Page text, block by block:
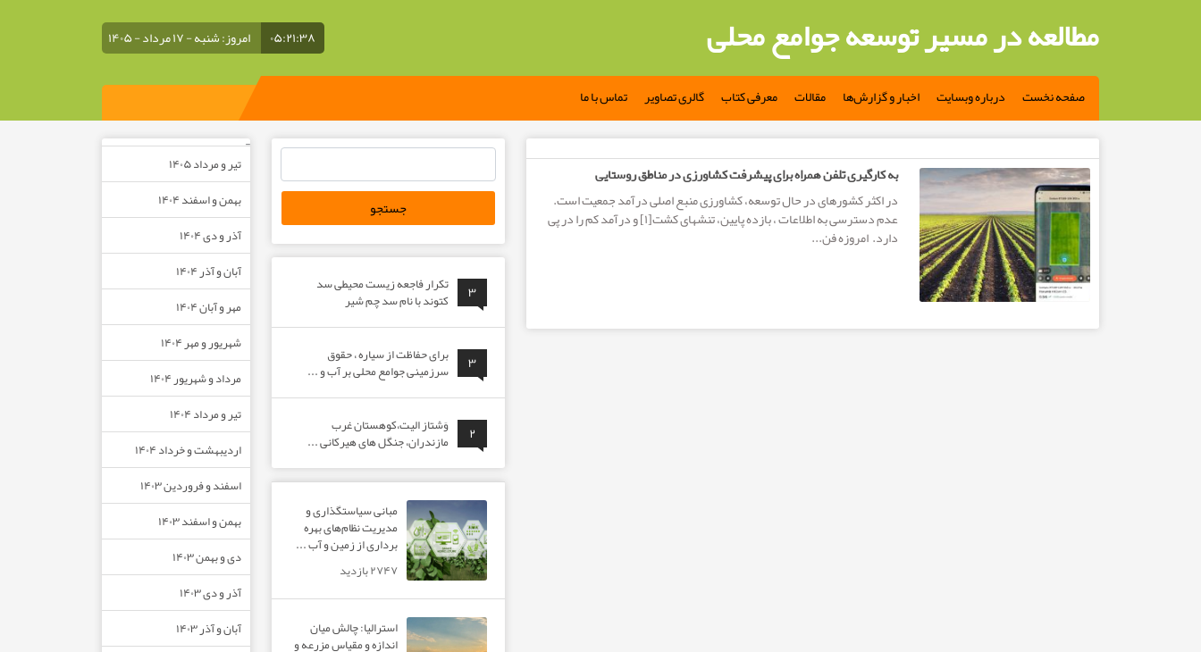
مطالعه در مسیر توسعه جوامع محلی ۰۵:۲۱:۳۸ امروز: شنبه - ۱۷ مرداد - ۱۴۰۵
صفحه نخست درباره وبسایت اخبار و گزارش‌ها مقالات معرفی کتاب گالری تصاویر تماس با ما
به کارگیری تلفن همراه برای پیشرفت کشاورزی در مناطق روستایی
در اکثر کشورهای در حال توسعه، کشاورزی منبع اصلی درآمد جمعیت است.
عدم دسترسی به اطلاعات ، بازده پایین، تنش­های کشت[۱] و درآمد کم را در پی
دارد. امروزه فن...
۳
تکرار فاجعه زیست محیطی سد
کتوند با نام سد چم شیر
۳
برای حفاظت از سیاره ، حقوق
سرزمینی جوامع محلی بر آب و ...
۲
وَشتاز الیت،کوهستان غرب
مازندران، جنگل های هیرکانی ...
مبانی سیاستگذاری و
مدیریت نظام‌های بهره‌
برداری از زمین و آب ...
۲۷۴۷ بازدید
استرالیا: چالش میان
اندازه و مقیاس مزرعه و
–
تیر و مرداد ۱۴۰۵
بهمن و اسفند ۱۴۰۴
آذر و دی ۱۴۰۴
آبان و آذر ۱۴۰۴
مهر و آبان ۱۴۰۴
شهریور و مهر ۱۴۰۴
مرداد و شهریور ۱۴۰۴
تیر و مرداد ۱۴۰۴
اردیبهشت و خرداد ۱۴۰۴
اسفند و فروردین ۱۴۰۳
بهمن و اسفند ۱۴۰۳
دی و بهمن ۱۴۰۳
آذر و دی ۱۴۰۳
آبان و آذر ۱۴۰۳